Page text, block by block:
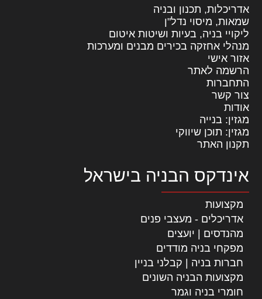
אדריכלות, תכנון ובניה
שמאות, מיסוי נדל"ן
ליקויי בניה, בעיות ושיטות איטום
מנהלי אחזקה בכירים מבנים ומערכות
אזור אישי
הרשמה לאתר
התחברות
צור קשר
אודות
מגזין: בנייה
מגזין: תוכן שיווקי
תקנון האתר
אינדקס הבניה בישראל
מקצועות
אדריכלים - מעצבי פנים
מהנדסים | יועצים
מפקחי בניה מודדים
חברות בניה | קבלני בניין
מקצועות הבניה השונים
חומרי בניה וגמר